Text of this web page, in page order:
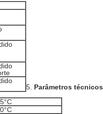
5. Parâmetros técnicos